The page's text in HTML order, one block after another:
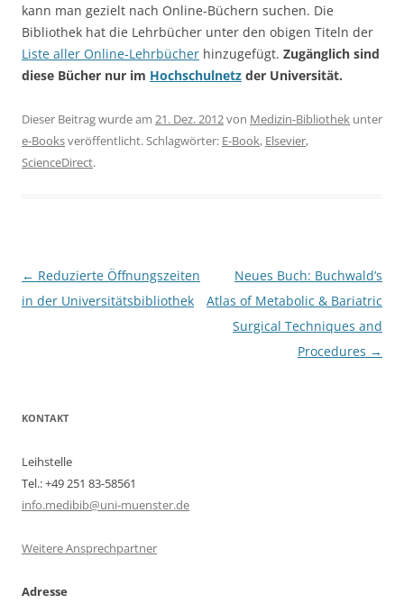
kann man gezielt nach Online-Büchern suchen. Die
Bibliothek hat die Lehrbücher unter den obigen Titeln der
Liste aller Online-Lehrbücher hinzugefügt. Zugänglich sind
diese Bücher nur im Hochschulnetz der Universität.
Dieser Beitrag wurde am 21. Dez. 2012von Medizin-Bibliothek unter
e-Booksveröffentlicht. Schlagwörter: E-Book, Elsevier,
ScienceDirect.
Beitragsnavigation
← Reduzierte Öffnungszeiten
in der Universitätsbibliothek
Neues Buch: Buchwald’s
Atlas of Metabolic & Bariatric
Surgical Techniques and
Procedures →
KONTAKT
Leihstelle
Tel.: +49 251 83-58561
info.medibib@uni-muenster.de
Weitere Ansprechpartner
Adresse